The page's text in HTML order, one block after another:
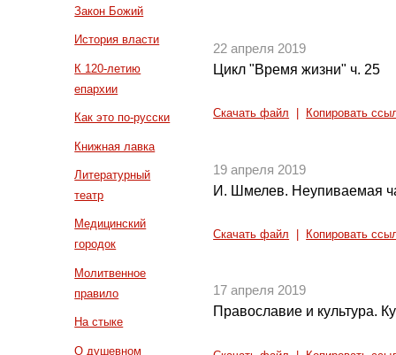
Закон Божий
История власти
К 120-летию
епархии
Как это по-русски
Книжная лавка
Литературный
театр
Медицинский
городок
Молитвенное
правило
На стыке
О душевном
22 апреля 2019
Цикл "Время жизни" ч. 25
Скачать файл Копировать
19 апреля 2019
И. Шмелев. Неупиваемая
Скачать файл Копировать
17 апреля 2019
Православие и культура.